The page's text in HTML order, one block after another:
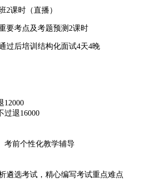
2课时（直播）
要考点及考题预测2课时
过后培训结构化面试4天4晚
12000
过退16000
前个性化教学辅导
遴选考试，精心编写考试重点难点